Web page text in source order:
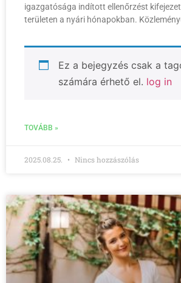
igazgatósága indított ellenőrzést
területen a nyári hónapokban.
Ez a bejegyzés csak a
számára érhető el. log in
TOVÁBB »
2025.08.25. Nincs hozzászólás